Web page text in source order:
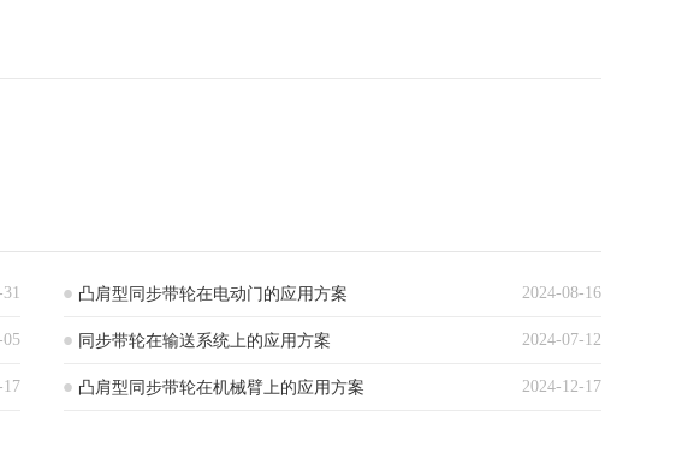
2024-08-16
凸肩型同步带轮在电动门的应用方案
05 2024-07-12
同步带轮在输送系统上的应用方案
17 2024-12-17
凸肩型同步带轮在机械臂上的应用方案